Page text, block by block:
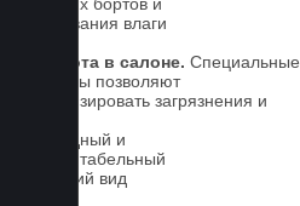
впитывания влаги
Чистота в салоне. Специальные
выступы позволяют
локализировать загрязнения и
Солидный и
презентабельный
внешний вид